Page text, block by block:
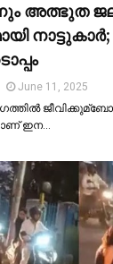
അത്ഭുത
June 11, 2025
ഇന…